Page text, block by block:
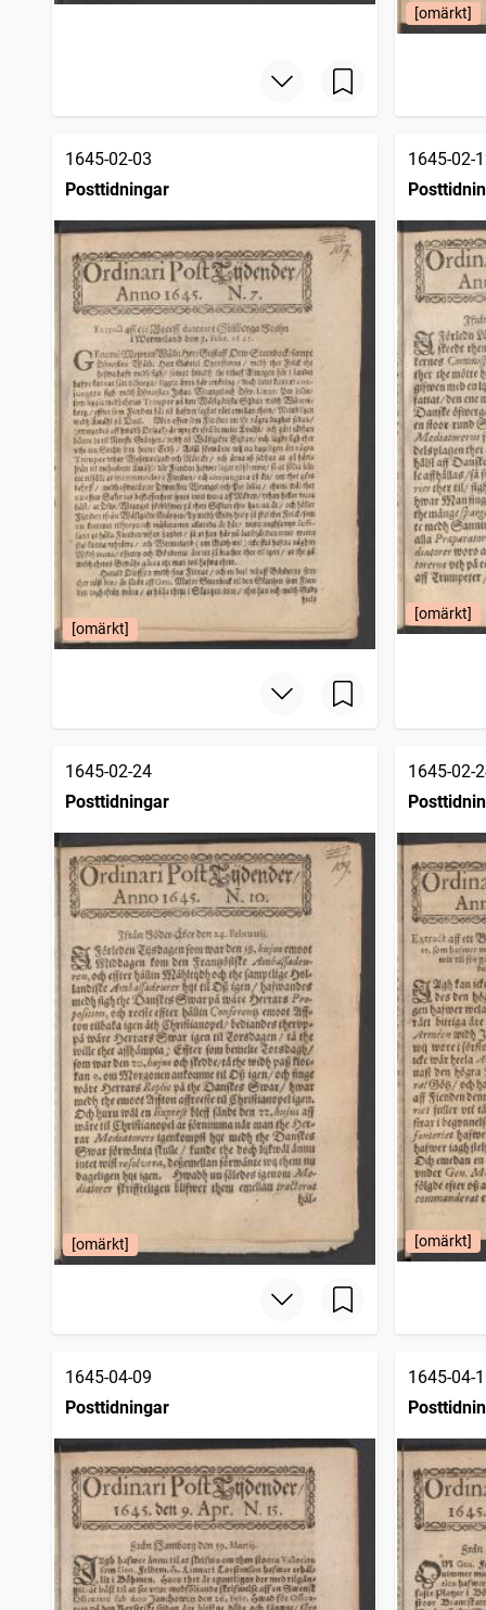
[omärkt]
1645-02-03
Posttidningar
[omärkt]
1645-02-
[omärkt]
1645-02-24
Posttidningar
[omärkt]
1645-02-
[omärkt]
1645-04-09
Posttidningar
1645-04-